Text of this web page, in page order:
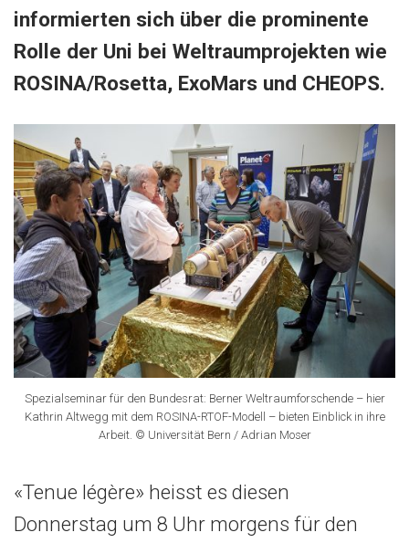
informierten sich über die prominente
Rolle der Uni bei Weltraumprojekten wie
ROSINA/Rosetta, ExoMars und CHEOPS.
Spezialseminar für den Bundesrat: Berner Weltraumforschende – hier
Kathrin Altwegg mit dem ROSINA-RTOF-Modell – bieten Einblick in ihre
Arbeit. © Universität Bern / Adrian Moser
«Tenue légère» heisst es diesen
Donnerstag um 8 Uhr morgens für den